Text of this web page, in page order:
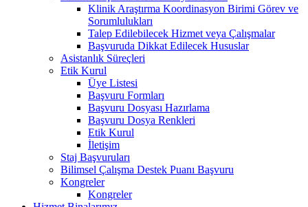
Klinik Araştırma Koordinasyon Birimi Görev ve
Sorumlulukları
Talep Edilebilecek Hizmet veya Çalışmalar
Başvuruda Dikkat Edilecek Hususlar
Asistanlık Süreçleri
Etik Kurul
Üye Listesi
Başvuru Formları
Başvuru Dosyası Hazırlama
Başvuru Dosya Renkleri
Etik Kurul
İletişim
Staj Başvuruları
Bilimsel Çalışma Destek Puanı Başvuru
Kongreler
Kongreler